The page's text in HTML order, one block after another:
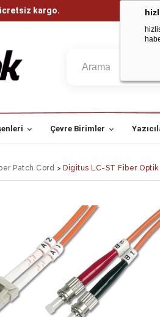
kargo.
Çevre Birimler
Patch Cord > Digitus LC-ST Fiber